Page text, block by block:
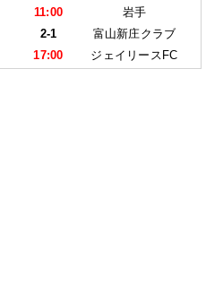
11:00
岩手
2-1
富山新庄クラブ
17:00 ジェイリースFC